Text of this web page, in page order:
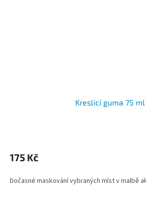
Kreslicí guma 75 ml
175 Kč
Dočasné maskování vybraných míst v malbě